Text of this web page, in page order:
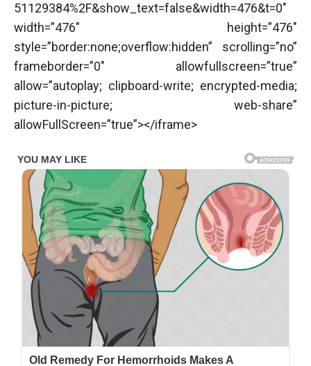
51129384%2F&show_text=false&width=476&t=0″
width=”476″ height=”476″
style=”border:none;overflow:hidden” scrolling=”no”
frameborder=”0″ allowfullscreen=”true”
allow=”autoplay; clipboard-write; encrypted-media;
picture-in-picture; web-share”
allowFullScreen=”true”></iframe>